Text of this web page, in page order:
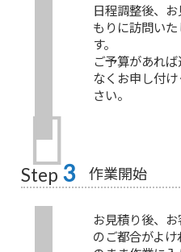
日程調整後、
もりに訪問いた
す。
ご予算があれ
なくお申し付
さい。
Step 3 作業開始
お見積り後、
のご都合がよけ